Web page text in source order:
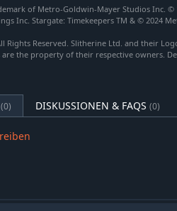
Jaffa-Rebell und hinterhältiger
Xugga, ein mächtiger, aber
zusammen mit einem kleinen
es dir, die Aktionen deiner
of Metro-Goldwin-Mayer Studios Inc.
Inc. Stargate: Timekeepers TM & © 2024
Rights Reserved. Slitherine Ltd. and their
the property of their respective owners.
(0) DISKUSSIONEN & FAQS (0)